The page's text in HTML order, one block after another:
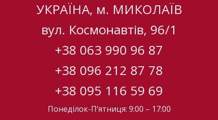
УКРАЇНА, м. МИКОЛАЇВ
вул. Космонавтів, 96/1
+38 063 990 96 87
+38 096 212 87 78
+38 095 116 59 69
Понеділок-П’ятниця: 9:00 – 17:00